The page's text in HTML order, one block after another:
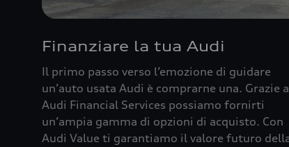
Finanziare la tua Audi
Il primo passo verso l’emozione di guidare
un’auto usata Audi è comprarne una. Grazie
Audi Financial Services possiamo fornirti
un’ampia gamma di opzioni di acquisto. Con
Audi Value ti garantiamo il valore futuro